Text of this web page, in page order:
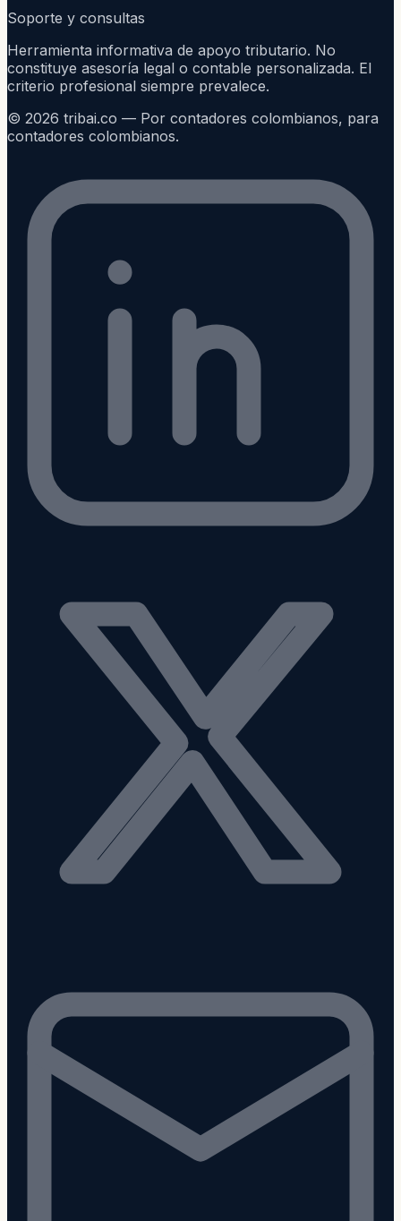
Soporte y consultas
Herramienta informativa de apoyo tributario. No
constituye asesoría legal o contable personalizada. El
criterio profesional siempre prevalece.
© 2026 tribai.co — Por contadores colombianos, para
contadores colombianos.